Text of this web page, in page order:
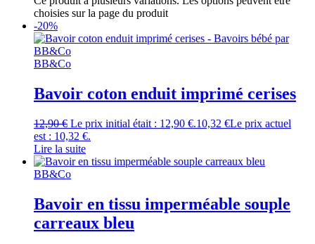
choisies sur la page du produit
-20%
BB&Co
Bavoir coton enduit imprimé cerises
12,90€ Le prix initial était : 12,90 €.10,32 €Le prix actuel
est : 10,32 €.
Lire la suite
BB&Co
Bavoir en tissu imperméable souple
carreaux bleu